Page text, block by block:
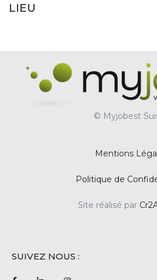
LIEU
© Myjobest
Mentions
Politique de
Site réalisé par
SUIVEZ NOUS :